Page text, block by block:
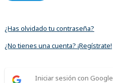
¿Has olvidado tu contraseña?
¿No tienes una cuenta? ¡Regístrate!
Iniciar sesión con Google